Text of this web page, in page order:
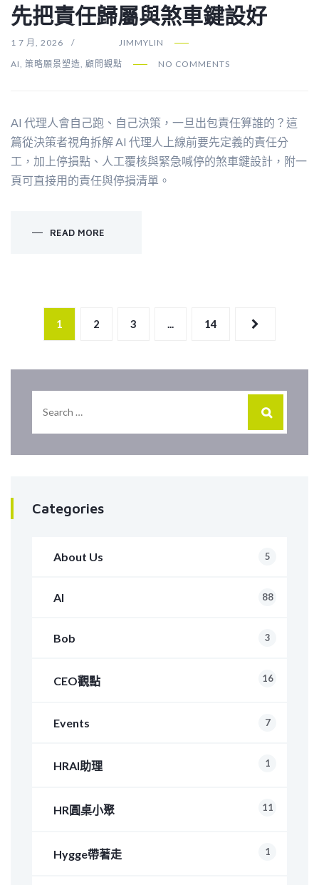
先把責任歸屬與煞車鍵設好
1 7 月, 2026
JIMMYLIN
AI 策略願景塑造 顧問觀點 NO COMMENTS
AI 代理人會自己跑、自己決策，一旦出包責任算誰的？這
篇從決策者視角拆解 AI 代理人上線前要先定義的責任分
工，加上停損點、人工覆核與緊急喊停的煞車鍵設計，附一
頁可直接用的責任與停損清單。
READ MORE
1 2 3 ... 14
Categories
About Us 5
AI 88
Bob 3
CEO觀點 16
Events 7
HRAI助理 1
HR圓桌小聚 11
Hygge帶著走 1